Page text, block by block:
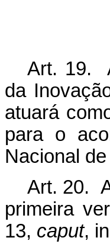
Art. 19.
da
atuará
para o
Nacional
Art. 20.
primeira
13, caput,